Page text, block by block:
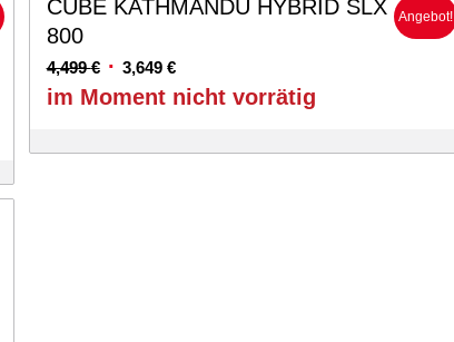
CUBE KATHMANDU HYBRID SLX
800
4,499€ Ursprünglicher
Preis
3,649 €Aktueller
Preis
im Moment nicht vorrätig
Angebot!